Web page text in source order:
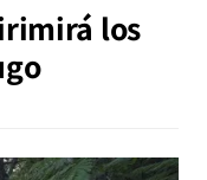
los